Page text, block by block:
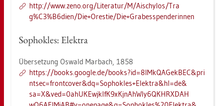
http://​www.​zeno.​org/​Li­te­ra­tur/​M/​Ais­chy­los/​Tra​
g%C3%B6d​ien/​Die+Ores­tie/​Die+Gra​bess​pend​erin​nen
So­pho­kles: Elek­tra
Über­set­zung Os­wald Mar­bach, 1858
https://​books.​goog­le.​de/​books?​id=8IM​kQAG​ekBE​C&​pri​
ntse​c=fro​ntco​ver&​dq=Sop​hokl​es+Ele​ktra&​hl=de&​
sa=X&​ved=0ah​UKEw​jklf​K9xK​jnAh​WIy6​QKHR​XDAH​